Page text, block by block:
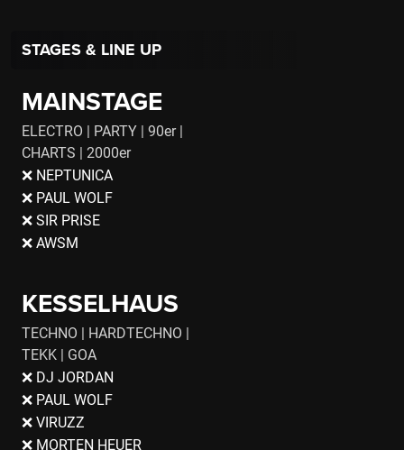
STAGES & LINE UP
MAINSTAGE
ELECTRO | PARTY | 90er |
CHARTS | 2000er
❌ NEPTUNICA
❌ PAUL WOLF
❌ SIR PRISE
❌ AWSM
KESSELHAUS
TECHNO | HARDTECHNO |
TEKK | GOA
❌ DJ JORDAN
❌ PAUL WOLF
❌ VIRUZZ
❌ MORTEN HEUER